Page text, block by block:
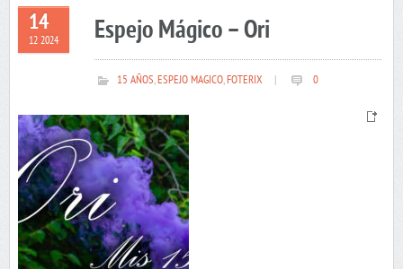
14
12 2024 Espejo Mágico – Ori
15 AÑOS,ESPEJO MAGICO,FOTERIX 0